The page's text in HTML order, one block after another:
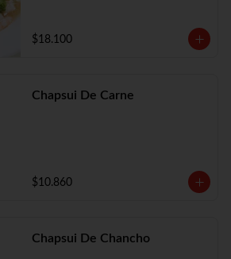
$18.100
Chapsui De Carne
$10.860
Chapsui De Chancho